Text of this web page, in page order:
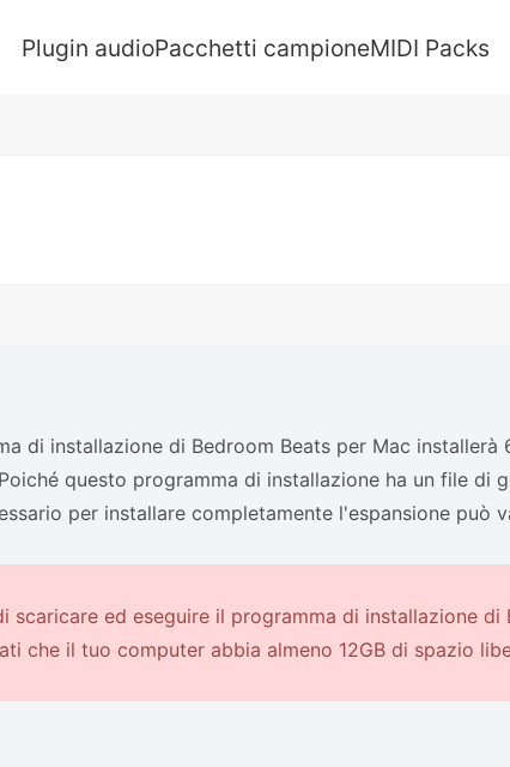
Plugin audioPacchetti campioneMIDI Packs
di installazione di Bedroom Beats per Mac installerà
questo programma di installazione ha un file di
per installare completamente l'espansione può
scaricare ed eseguire il programma di installazione di
che il tuo computer abbia almeno 12GB di spazio